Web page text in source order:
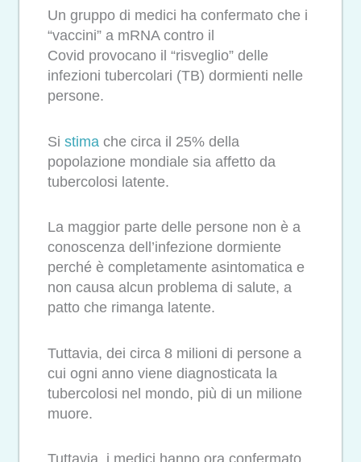
Un gruppo di medici ha confermato che i
“vaccini” a mRNA contro il
Covid provocano il “risveglio” delle
infezioni tubercolari (TB) dormienti nelle
persone.
Si stima che circa il 25% della
popolazione mondiale sia affetto da
tubercolosi latente.
La maggior parte delle persone non è a
conoscenza dell’infezione dormiente
perché è completamente asintomatica e
non causa alcun problema di salute, a
patto che rimanga latente.
Tuttavia, dei circa 8 milioni di persone a
cui ogni anno viene diagnosticata la
tubercolosi nel mondo, più di un milione
muore.